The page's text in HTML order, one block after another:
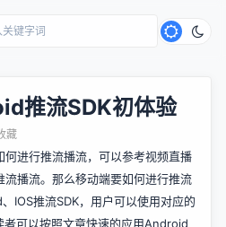
推流SDK初体验
藏
何进行推流播流，可以参考视频直播
流播流。那么移动端要如何进行推流
IOS推流SDK，用户可以使用对应的
者可以按照文章快速的应用Android